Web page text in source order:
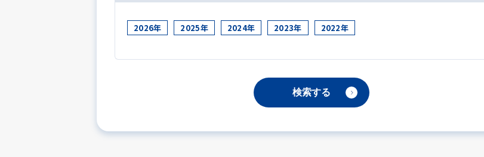
2026年 2025年 2024年 2023年 2022年